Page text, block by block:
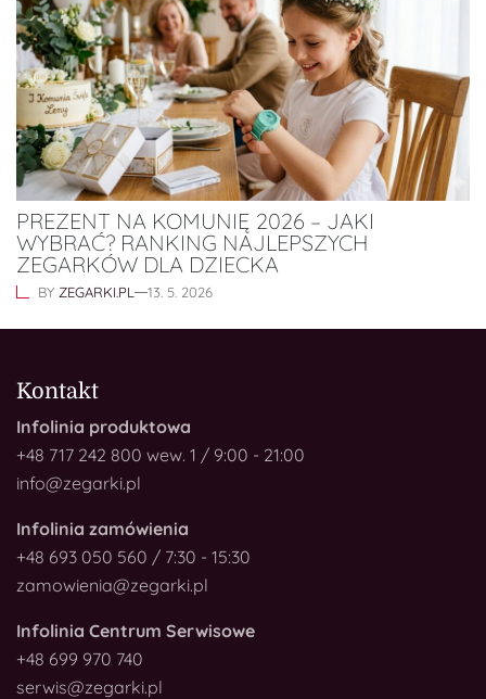
PREZENT NA KOMUNIĘ 2026 – JAKI
WYBRAĆ? RANKING NAJLEPSZYCH
ZEGARKÓW DLA DZIECKA
BY ZEGARKI.PL 13. 5. 2026
Kontakt
Infolinia produktowa
+48 717 242 800 wew. 1 / 9:00 - 21:00
info@zegarki.pl
Infolinia zamówienia
+48 693 050 560 / 7:30 - 15:30
zamowienia@zegarki.pl
Infolinia Centrum Serwisowe
+48 699 970 740
serwis@zegarki.pl